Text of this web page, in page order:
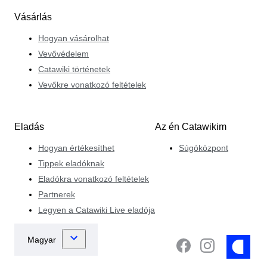
Vásárlás
Hogyan vásárolhat
Vevővédelem
Catawiki történetek
Vevőkre vonatkozó feltételek
Eladás
Hogyan értékesíthet
Tippek eladóknak
Eladókra vonatkozó feltételek
Partnerek
Legyen a Catawiki Live eladója
Az én Catawikim
Súgóközpont